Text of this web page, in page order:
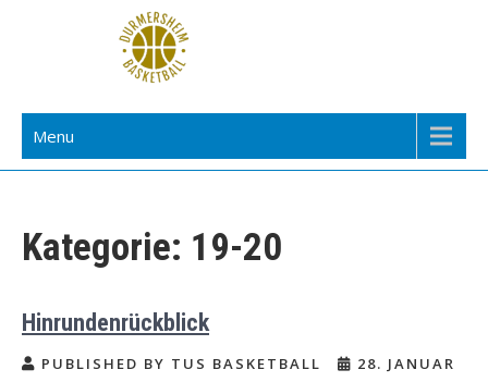
TuS Durmersheim Basketball
Menu
Kategorie: 19-20
Hinrundenrückblick
PUBLISHED BY TUS BASKETBALL
28. JANUAR